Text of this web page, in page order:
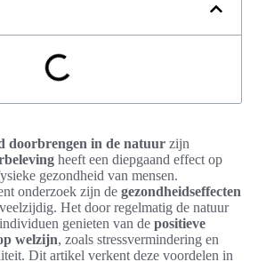
doorbrengen in de natuur zijn
heeft een diepgaand effect op
gezondheid van mensen.
onderzoek zijn de gezondheidseffecten
Het door regelmatig de natuur
genieten van de positieve
welzijn, zoals stressvermindering en
Dit artikel verkent deze voordelen in